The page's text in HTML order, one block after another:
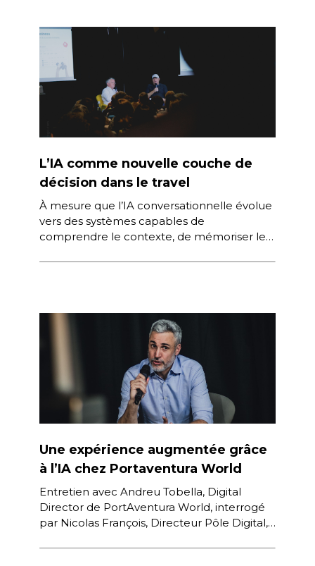
L’IA comme nouvelle couche de
décision dans le travel
À mesure que l’IA conversationnelle évolue
vers des systèmes capables de
comprendre le contexte, de mémoriser les
Une expérience augmentée grâce
à l’IA chez Portaventura World
Entretien avec Andreu Tobella, Digital
Director de PortAventura World, interrogé
par Nicolas François, Directeur Pôle Digital,